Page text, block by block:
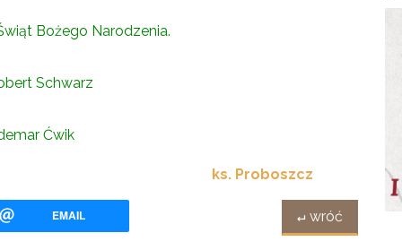
Bożego Narodzenia.
Schwarz
Ćwik
ks. Proboszcz
EMAIL ↵ wróć